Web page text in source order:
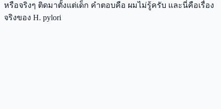
หรือจริงๆ ติดมาตั้งแต่เด็ก คำตอบคือ ผมไม่รู้ครับ และนี่คือเรื่อง
จริงของ H. pylori